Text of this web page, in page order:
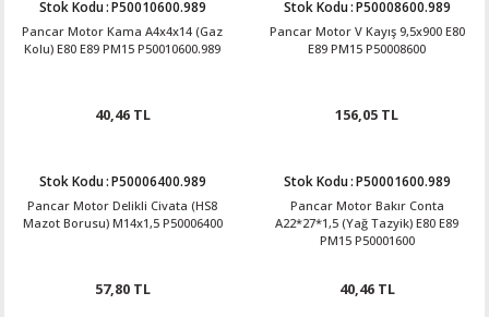
Stok Kodu:P50010600.989
Pancar Motor Kama A4x4x14 (Gaz
Kolu) E80 E89 PM15 P50010600.989
40,46 TL
Stok Kodu:P50008600.989
Pancar Motor V Kayış 9,5x900 E80
E89 PM15 P50008600
156,05 TL
Stok Kodu:P50006400.989
Pancar Motor Delikli Civata (HS8
Mazot Borusu) M14x1,5 P50006400
57,80 TL
Stok Kodu:P50001600.989
Pancar Motor Bakır Conta
A22*27*1,5 (Yağ Tazyik) E80 E89
PM15 P50001600
40,46 TL